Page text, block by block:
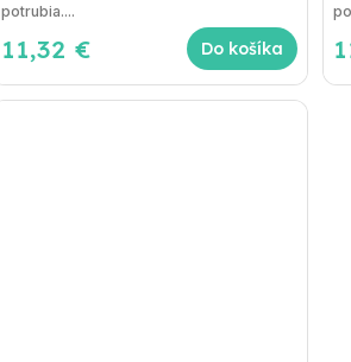
11,32 € Do košíka
potrubia....